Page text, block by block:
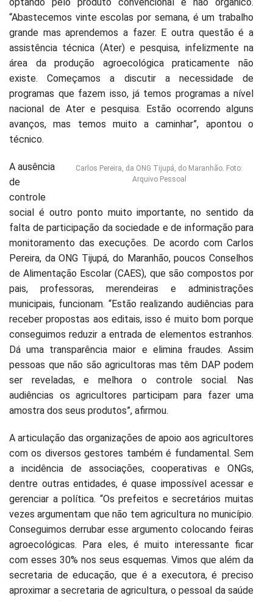
“Abastecemos vinte escolas por semana, é um trabalho
grande mas aprendemos a fazer. E outra questão é a
assistência técnica (Ater) e pesquisa, infelizmente na
área da produção agroecológica praticamente não
existe. Começamos a discutir a necessidade de
programas que fazem isso, já temos programas a nível
nacional de Ater e pesquisa. Estão ocorrendo alguns
avanços, mas temos muito a caminhar”, apontou o
técnico.
Carlos Pereira, da ONG Tijupá, do Maranhão. Foto:
Arquivo Pessoal
A ausência
de
controle
social é outro ponto muito importante, no sentido da
falta de participação da sociedade e de informação para
monitoramento das execuções. De acordo com Carlos
Pereira, da ONG Tijupá, do Maranhão, poucos Conselhos
de Alimentação Escolar (CAES), que são compostos por
pais, professoras, merendeiras e administrações
municipais, funcionam. “Estão realizando audiências para
receber propostas aos editais, isso é muito bom porque
conseguimos reduzir a entrada de elementos estranhos.
Dá uma transparência maior e elimina fraudes. Assim
pessoas que não são agricultoras mas têm DAP podem
ser reveladas, e melhora o controle social. Nas
audiências os agricultores participam para fazer uma
amostra dos seus produtos”, afirmou.
A articulação das organizações de apoio aos agricultores
com os diversos gestores também é fundamental. Sem
a incidência de associações, cooperativas e ONGs,
dentre outras entidades, é quase impossível acessar e
gerenciar a política. “Os prefeitos e secretários muitas
vezes argumentam que não tem agricultura no município.
Conseguimos derrubar esse argumento colocando feiras
agroecológicas. Para eles, é muito interessante ficar
com esses 30% nos seus esquemas. Vimos que além da
secretaria de educação, que é a executora, é preciso
aproximar a secretaria de agricultura, o pessoal da saúde